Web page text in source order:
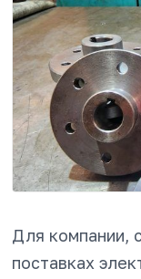
Для компании,
поставках